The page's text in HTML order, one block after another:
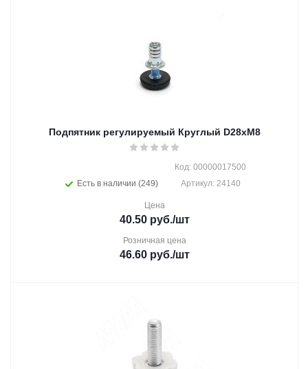
Подпятник регулируемый Круглый D28хМ8
Есть в наличии (249)
Код: 00000017500
Артикул: 24140
Цена
40.50 руб./шт
Розничная цена
46.60 руб./шт